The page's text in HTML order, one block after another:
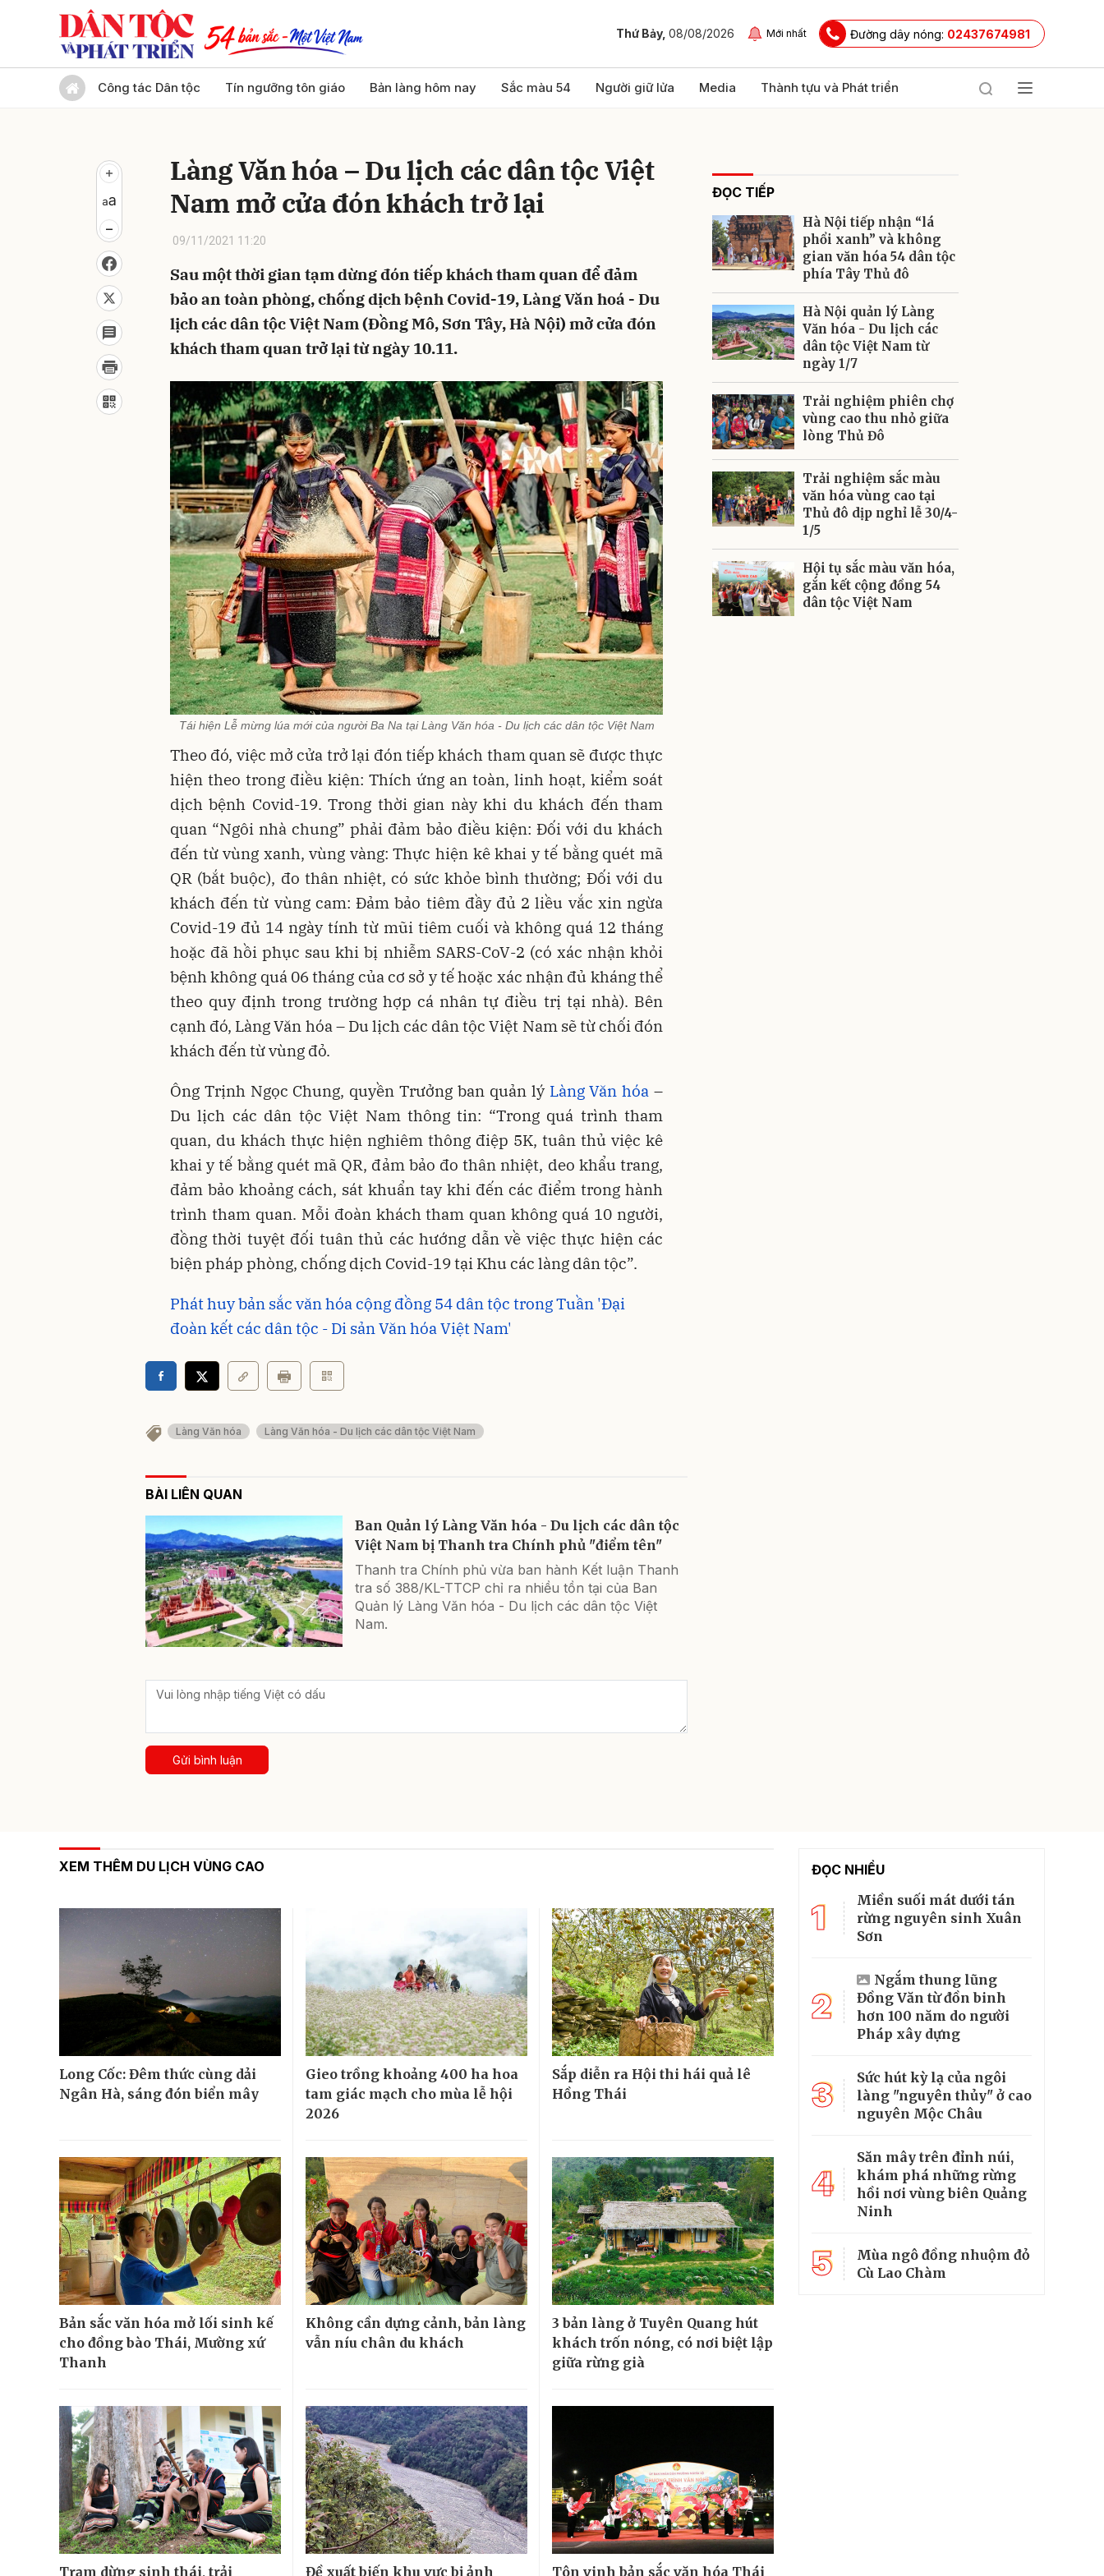
Thứ Bảy, 08/08/2026 Mới nhất Đường dây nóng: 02437674981
Công tác Dân tộc Tín ngưỡng tôn giáo Bản làng hôm nay Sắc màu 54 Người giữ lửa Media Thành tựu và Phát triển
Làng Văn hóa – Du lịch các dân tộc Việt
Nam mở cửa đón khách trở lại
09/11/2021 11:20
Sau một thời gian tạm dừng đón tiếp khách tham quan để đảm
bảo an toàn phòng, chống dịch bệnh Covid-19, Làng Văn hoá - Du
lịch các dân tộc Việt Nam (Đồng Mô, Sơn Tây, Hà Nội) mở cửa đón
khách tham quan trở lại từ ngày 10.11.
Tái hiện Lễ mừng lúa mới của người Ba Na tại Làng Văn hóa - Du lịch các dân tộc Việt Nam
Theo đó, việc mở cửa trở lại đón tiếp khách tham quan sẽ được thực
hiện theo trong điều kiện: Thích ứng an toàn, linh hoạt, kiểm soát
dịch bệnh Covid-19. Trong thời gian này khi du khách đến tham
quan “Ngôi nhà chung” phải đảm bảo điều kiện: Đối với du khách
đến từ vùng xanh, vùng vàng: Thực hiện kê khai y tế bằng quét mã
QR (bắt buộc), đo thân nhiệt, có sức khỏe bình thường; Đối với du
khách đến từ vùng cam: Đảm bảo tiêm đầy đủ 2 liều vắc xin ngừa
Covid-19 đủ 14 ngày tính từ mũi tiêm cuối và không quá 12 tháng
hoặc đã hồi phục sau khi bị nhiễm SARS-CoV-2 (có xác nhận khỏi
bệnh không quá 06 tháng của cơ sở y tế hoặc xác nhận đủ kháng thể
theo quy định trong trường hợp cá nhân tự điều trị tại nhà). Bên
cạnh đó, Làng Văn hóa – Du lịch các dân tộc Việt Nam sẽ từ chối đón
khách đến từ vùng đỏ.
Ông Trịnh Ngọc Chung, quyền Trưởng ban quản lý Làng Văn hóa –
Du lịch các dân tộc Việt Nam thông tin: “Trong quá trình tham
quan, du khách thực hiện nghiêm thông điệp 5K, tuân thủ việc kê
khai y tế bằng quét mã QR, đảm bảo đo thân nhiệt, deo khẩu trang,
đảm bảo khoảng cách, sát khuẩn tay khi đến các điểm trong hành
trình tham quan. Mỗi đoàn khách tham quan không quá 10 người,
đồng thời tuyệt đối tuân thủ các hướng dẫn về việc thực hiện các
biện pháp phòng, chống dịch Covid-19 tại Khu các làng dân tộc”.
Phát huy bản sắc văn hóa cộng đồng 54 dân tộc trong Tuần 'Đại
đoàn kết các dân tộc - Di sản Văn hóa Việt Nam'
Làng Văn hóa Làng Văn hóa - Du lịch các dân tộc Việt Nam
BÀI LIÊN QUAN
Ban Quản lý Làng Văn hóa - Du lịch các dân tộc
Việt Nam bị Thanh tra Chính phủ "điểm tên"
Thanh tra Chính phủ vừa ban hành Kết luận Thanh
tra số 388/KL-TTCP chỉ ra nhiều tồn tại của Ban
Quản lý Làng Văn hóa - Du lịch các dân tộc Việt
Nam.
Gửi bình luận
ĐỌC TIẾP
Hà Nội tiếp nhận “lá
phổi xanh” và không
gian văn hóa 54 dân tộc
phía Tây Thủ đô
Hà Nội quản lý Làng
Văn hóa - Du lịch các
dân tộc Việt Nam từ
ngày 1/7
Trải nghiệm phiên chợ
vùng cao thu nhỏ giữa
lòng Thủ Đô
Trải nghiệm sắc màu
văn hóa vùng cao tại
Thủ đô dịp nghỉ lễ 30/4-
1/5
Hội tụ sắc màu văn hóa,
gắn kết cộng đồng 54
dân tộc Việt Nam
XEM THÊM DU LỊCH VÙNG CAO
Long Cốc: Đêm thức cùng dải
Ngân Hà, sáng đón biển mây
Gieo trồng khoảng 400 ha hoa
tam giác mạch cho mùa lễ hội
2026
Sắp diễn ra Hội thi hái quả lê
Hồng Thái
Bản sắc văn hóa mở lối sinh kế
cho đồng bào Thái, Mường xứ
Thanh
Không cần dựng cảnh, bản làng
vẫn níu chân du khách
3 bản làng ở Tuyên Quang hút
khách trốn nóng, có nơi biệt lập
giữa rừng già
Trạm dừng sinh thái, trải Đề xuất biến khu vực bị ảnh Tôn vinh bản sắc văn hóa Thái
ĐỌC NHIỀU
1
Miền suối mát dưới tán
rừng nguyên sinh Xuân
Sơn
2
Ngắm thung lũng
Đồng Văn từ đồn binh
hơn 100 năm do người
Pháp xây dựng
3
Sức hút kỳ lạ của ngôi
làng "nguyên thủy" ở cao
nguyên Mộc Châu
4
Săn mây trên đỉnh núi,
khám phá những rừng
hồi nơi vùng biên Quảng
Ninh
5
Mùa ngô đồng nhuộm đỏ
Cù Lao Chàm
Gửi bình luận
Gửi